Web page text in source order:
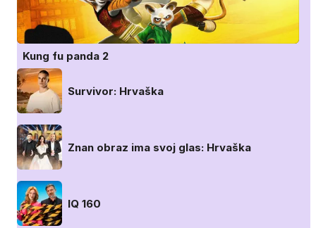
Kung fu panda 2
Survivor: Hrvaška
Znan obraz ima svoj glas: Hrvaška
IQ 160